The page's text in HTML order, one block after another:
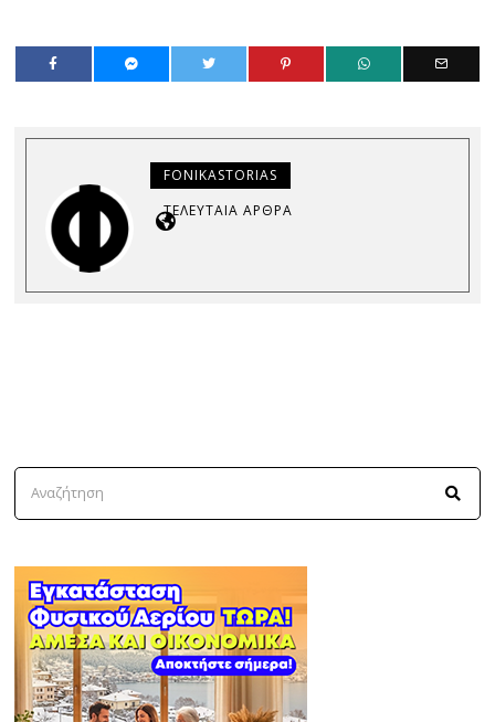
FONIKASTORIAS
ΤΕΛΕΥΤΑΊΑ ΆΡΘΡΑ